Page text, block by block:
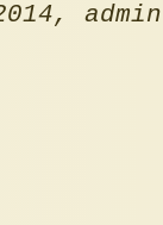
admin